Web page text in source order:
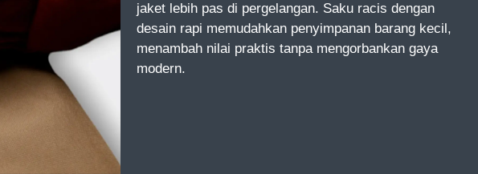
jaket lebih pas di pergelangan. Saku racis dengan
desain rapi memudahkan penyimpanan barang kecil,
menambah nilai praktis tanpa mengorbankan gaya
modern.